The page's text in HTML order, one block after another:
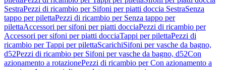
SestraPezzi di ricambio per Sifoni per piatti doccia SestraSenza
tappo per pilettaPezzi di ricambio per Senza tappo per
pilettaAccessori per sifoni per piatti docciaPezzi di ricambio per
Accessori per sifoni per piatti docciaTappi per pilettaPezzi di
ricambio per Tappi per pilettaScarichiSifoni per vasche da bagno,
d52Pezzi di ricambio per Sifoni per vasche da bagno, d52Con
azionamento a rotazionePezzi di ricambio per Con azionamento a